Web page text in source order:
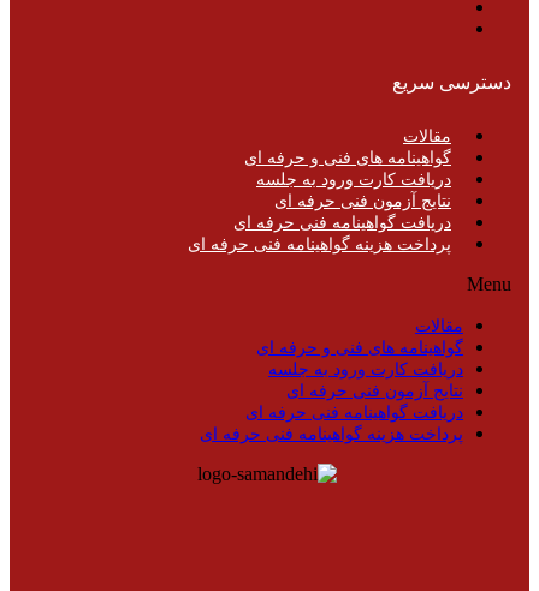
دسترسی سریع
مقالات
گواهینامه های فنی و حرفه ای
دریافت کارت ورود به جلسه
نتایج آزمون فنی حرفه ای
دریافت گواهینامه فنی حرفه ای
پرداخت هزینه گواهینامه فنی حرفه ای
Menu
مقالات
گواهینامه های فنی و حرفه ای
دریافت کارت ورود به جلسه
نتایج آزمون فنی حرفه ای
دریافت گواهینامه فنی حرفه ای
پرداخت هزینه گواهینامه فنی حرفه ای